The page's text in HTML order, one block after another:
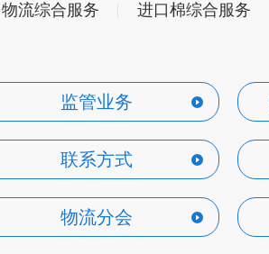
物流综合服务 进口棉综合服务
监管业务
联系方式
物流分会